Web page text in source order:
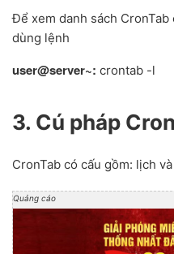
Để xem danh sách
dùng lệnh
user@server~: crontab -l
3. Cú pháp
CronTab có cấu gồm: lịch
Quảng cáo